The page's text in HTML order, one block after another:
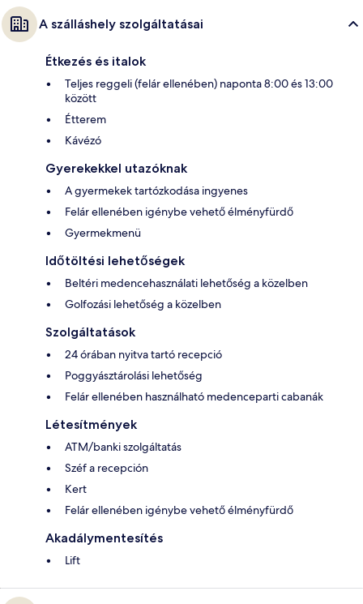
A szálláshely szolgáltatásai
Étkezés és italok
Teljes reggeli (felár ellenében) naponta 8:00 és 13:00
között
Étterem
Kávézó
Gyerekekkel utazóknak
A gyermekek tartózkodása ingyenes
Felár ellenében igénybe vehető élményfürdő
Gyermekmenü
Időtöltési lehetőségek
Beltéri medencehasználati lehetőség a közelben
Golfozási lehetőség a közelben
Szolgáltatások
24 órában nyitva tartó recepció
Poggyásztárolási lehetőség
Felár ellenében használható medenceparti cabanák
Létesítmények
ATM/banki szolgáltatás
Széf a recepción
Kert
Felár ellenében igénybe vehető élményfürdő
Akadálymentesítés
Lift